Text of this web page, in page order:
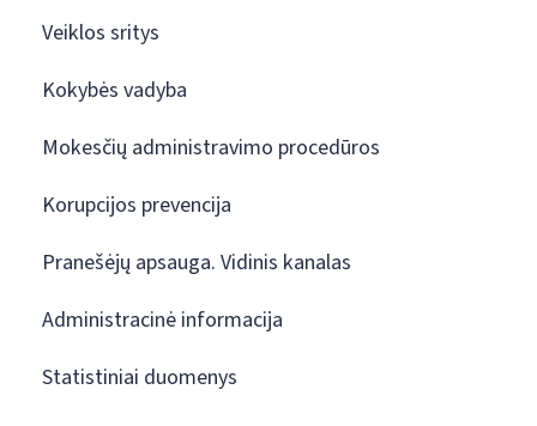
Veiklos sritys
Kokybės vadyba
Mokesčių administravimo procedūros
Korupcijos prevencija
Pranešėjų apsauga. Vidinis kanalas
Administracinė informacija
Statistiniai duomenys